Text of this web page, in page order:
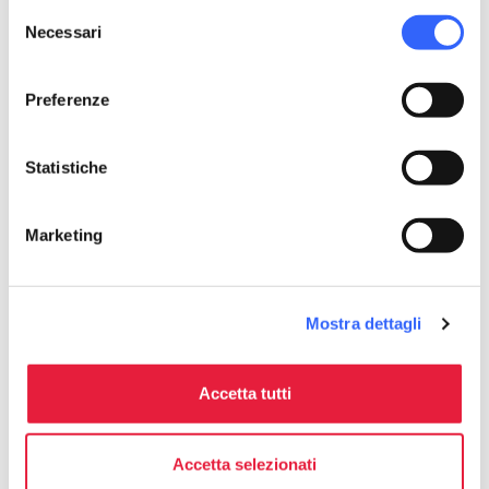
delNecessari
Preferenze
Statistiche
Marketing
Mostra dettagli
Accetta tutti
Accetta selezionati
home
Chiostro dello Scalzo
Via Camillo Cavour, 69, 50121 Firenze FI,